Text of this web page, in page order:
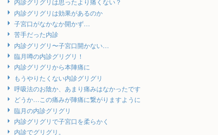
内診グリグリは効果があるのか
子宮口がなかなか開かず…
苦手だった内診
内診グリグリ〜子宮口開かない…
臨月噂の内診グリグリ！
内診グリグリから本陣痛に
もうやりたくない内診グリグリ
呼吸法のお陰か、あまり痛みはなかったです
どうか…この痛みが陣痛に繋がりますように
臨月の内診グリグリ
内診グリグリで子宮口を柔らかく
内診でグリグリ。